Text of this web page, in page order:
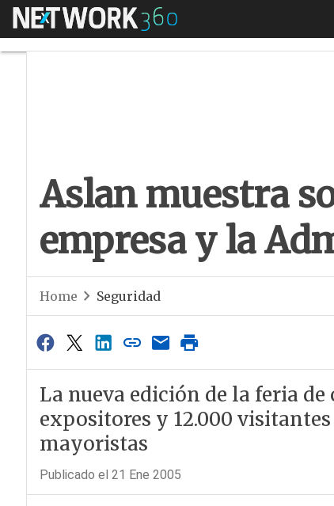
Menú Aslan muestra
Aslan muestra
empresa y la
Home Seguridad
La nueva edición de la feria
expositores y 12.000
mayoristas
Publicado el 21 Ene 2005